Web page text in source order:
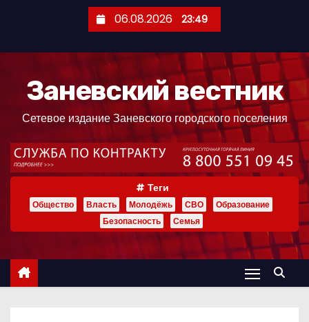
ж
06.08.2026 23:49
Заневский вестник
Сетевое издание Заневского городского поселения
Теги
Общество Власть Молодёжь СВО
Образование
Безопасность
Семья